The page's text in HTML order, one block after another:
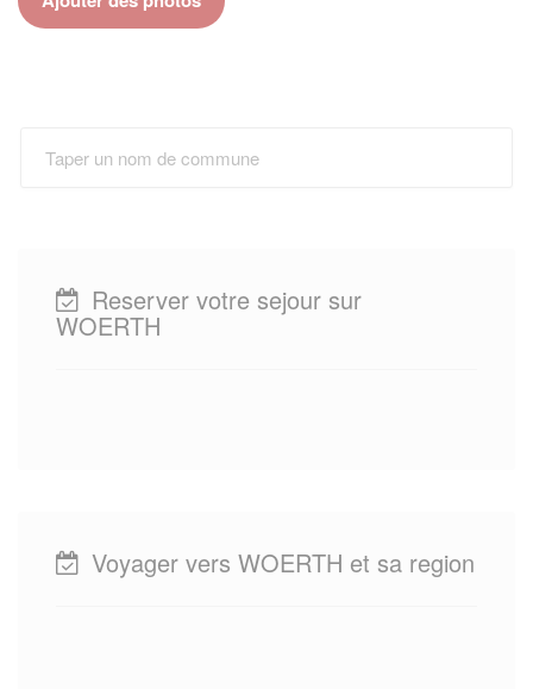
Reserver votre sejour sur
WOERTH
Voyager vers WOERTH et sa region